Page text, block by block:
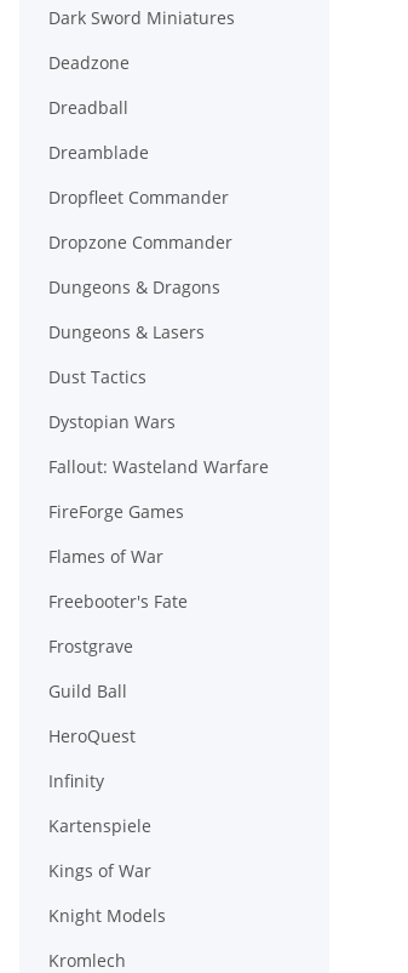
Dark Sword Miniatures
Deadzone
Dreadball
Dreamblade
Dropfleet Commander
Dropzone Commander
Dungeons & Dragons
Dungeons & Lasers
Dust Tactics
Dystopian Wars
Fallout: Wasteland Warfare
FireForge Games
Flames of War
Freebooter's Fate
Frostgrave
Guild Ball
HeroQuest
Infinity
Kartenspiele
Kings of War
Knight Models
Kromlech